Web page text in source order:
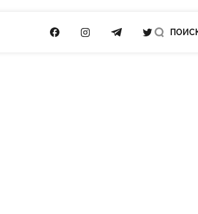
ПОСИЛАННЯ НА FACEBOOK
ПОСИЛАННЯ НА INSTAGRAM
ПОСИЛАННЯ НА
ПОСИЛАННЯ